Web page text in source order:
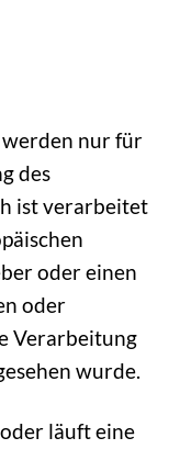
werden nur für
des
ist verarbeitet
oder einen
oder
Verarbeitung
wurde.
läuft eine